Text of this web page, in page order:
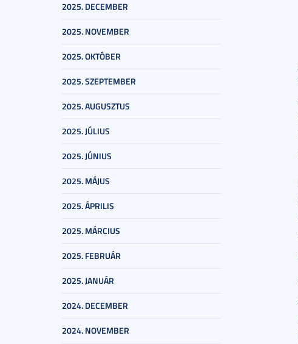
2025. DECEMBER
2025. NOVEMBER
2025. OKTÓBER
2025. SZEPTEMBER
2025. AUGUSZTUS
2025. JÚLIUS
2025. JÚNIUS
2025. MÁJUS
2025. ÁPRILIS
2025. MÁRCIUS
2025. FEBRUÁR
2025. JANUÁR
2024. DECEMBER
2024. NOVEMBER